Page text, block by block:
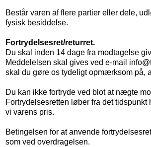
Består varen af flere partier eller dele,
fysisk besiddelse.
Fortrydelsesret/returret.
Du skal inden 14 dage fra modtagelse
Meddelelsen skal gives ved e-mail
skal du gøre os tydeligt opmærksom på,
Du kan ikke fortryde ved blot at nægte
Fortrydelsesretten løber fra det
vi varens pris.
Betingelsen for at anvende
som ved overdragelsen.